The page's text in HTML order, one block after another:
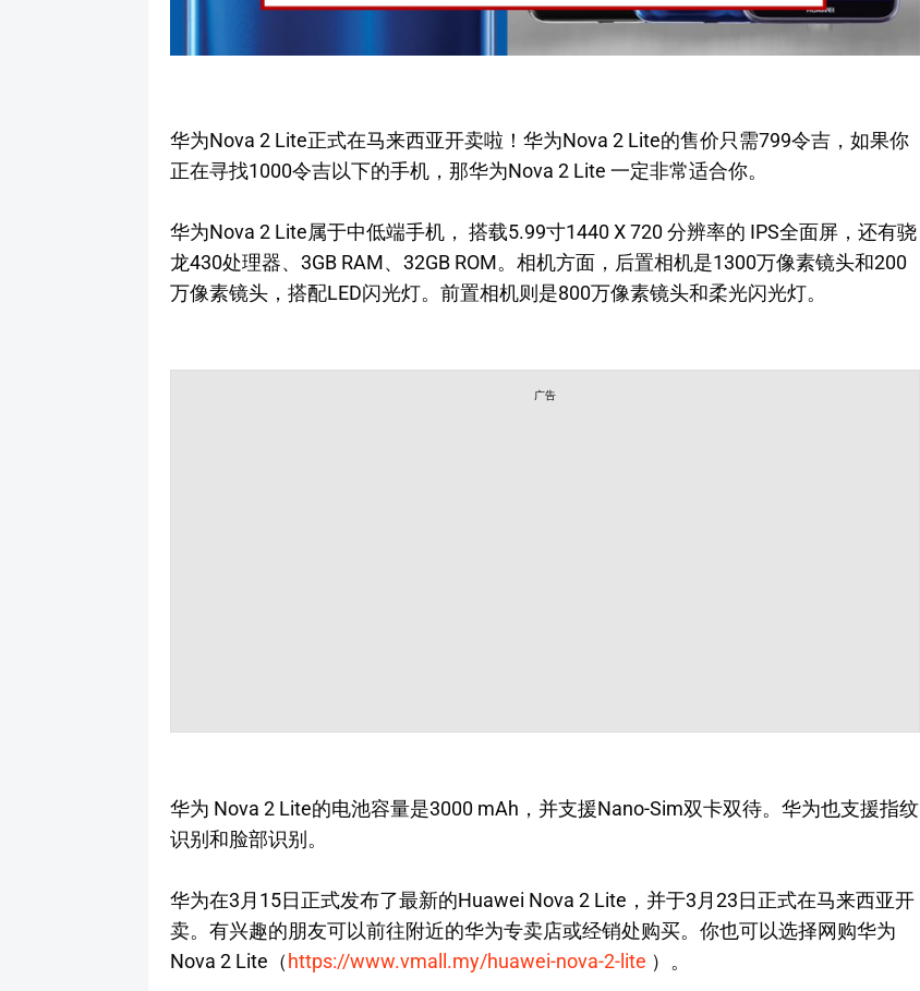
华为Nova 2 Lite正式在马来西亚开卖啦！华为Nova 2 Lite的售价只需799令吉，如果你
正在寻找1000令吉以下的手机，那华为Nova 2 Lite 一定非常适合你。
华为Nova 2 Lite属于中低端手机， 搭载5.99寸1440 X 720 分辨率的 IPS全面屏，还有骁
龙430处理器、3GB RAM、32GB ROM。相机方面，后置相机是1300万像素镜头和200
万像素镜头，搭配LED闪光灯。前置相机则是800万像素镜头和柔光闪光灯。
广告
华为 Nova 2 Lite的电池容量是3000 mAh，并支援Nano-Sim双卡双待。华为也支援指纹
识别和脸部识别。
华为在3月15日正式发布了最新的Huawei Nova 2 Lite，并于3月23日正式在马来西亚开
卖。有兴趣的朋友可以前往附近的华为专卖店或经销处购买。你也可以选择网购华为
Nova 2 Lite（ https://www.vmall.my/huawei-nova-2-lite ）。